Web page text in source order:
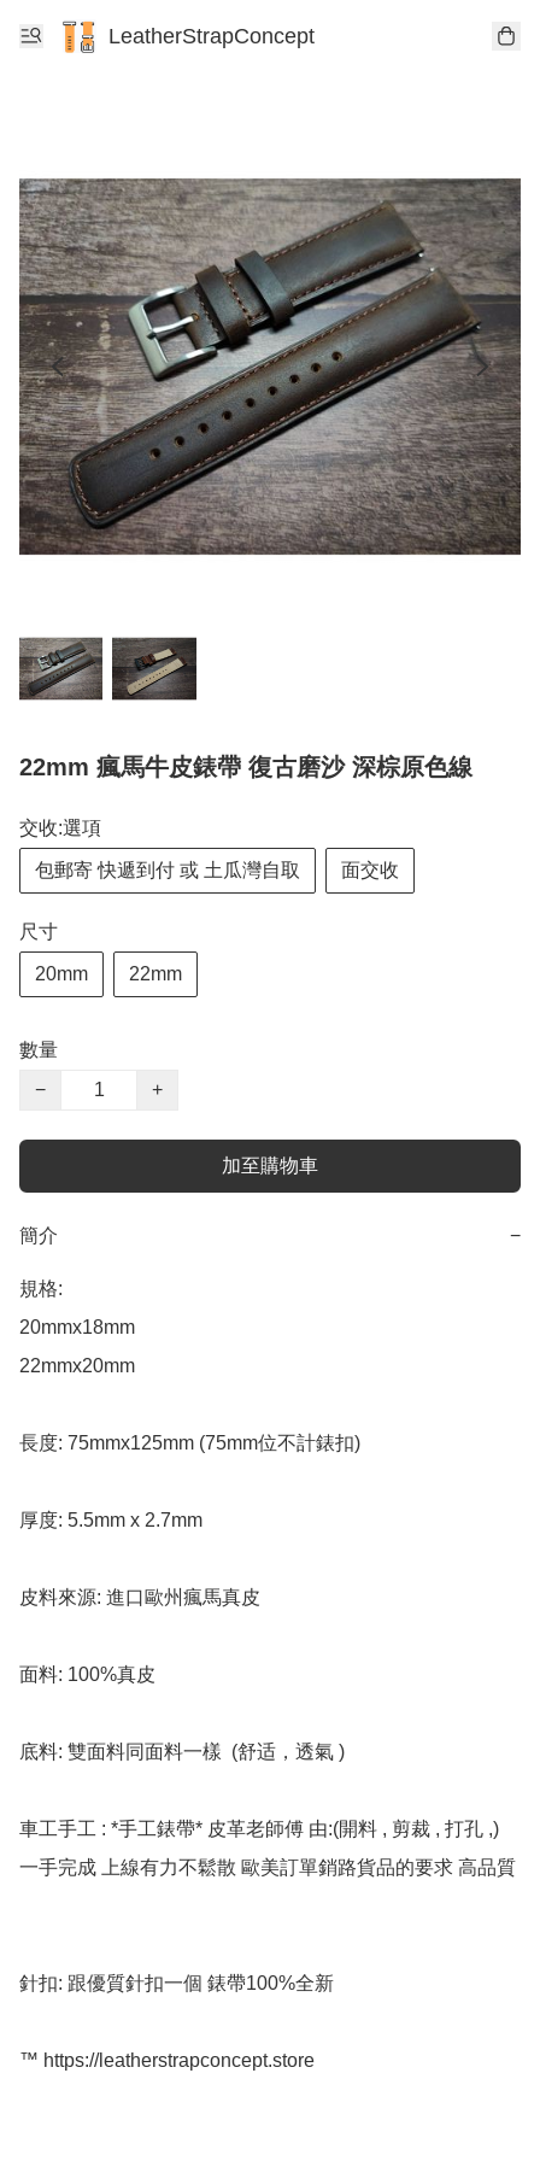
LeatherStrapConcept
22mm 瘋馬牛皮錶帶 復古磨沙 深棕原色線
交收:選項
包郵寄 快遞到付 或 土瓜灣自取 面交收
尺寸
20mm 22mm
數量
−
+
加至購物車
簡介 −
規格:
20mmx18mm
22mmx20mm
長度: 75mmx125mm (75mm位不計錶扣)
厚度: 5.5mm x 2.7mm
皮料來源: 進口歐州瘋馬真皮
面料: 100%真皮
底料: 雙面料同面料一樣  (舒适，透氣 )
車工手工 : *手工錶帶* 皮革老師傅 由:(開料 , 剪裁 , 打孔 ,)
一手完成 上線有力不鬆散 歐美訂單銷路貨品的要求 高品質
針扣: 跟優質針扣一個 錶帶100%全新
™️ https://leatherstrapconcept.store